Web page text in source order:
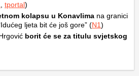
tportal)
kolapsu u Konavlima na granici
ljeta bit će još gore” (N1)
borit će se za titulu svjetskog